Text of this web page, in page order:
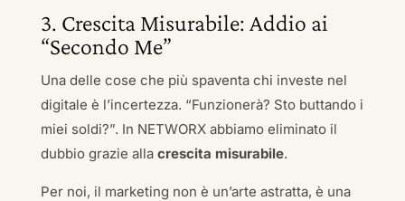
3. Crescita Misurabile: Addio ai
“Secondo Me”
Una delle cose che più spaventa chi investe nel
digitale è l’incertezza. “Funzionerà? Sto buttando i
miei soldi?”. In NETWORX abbiamo eliminato il
dubbio grazie alla crescita misurabile.
Per noi, il marketing non è un’arte astratta, è una